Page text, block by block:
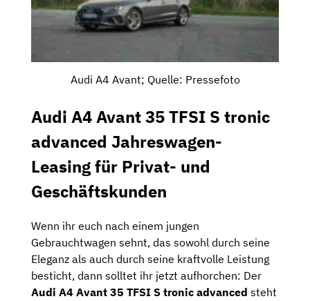
Audi A4 Avant; Quelle: Pressefoto
Audi A4 Avant 35 TFSI S tronic
advanced Jahreswagen-
Leasing für Privat- und
Geschäftskunden
Wenn ihr euch nach einem jungen
Gebrauchtwagen sehnt, das sowohl durch seine
Eleganz als auch durch seine kraftvolle Leistung
besticht, dann solltet ihr jetzt aufhorchen: Der
Audi A4 Avant 35 TFSI S tronic advanced steht